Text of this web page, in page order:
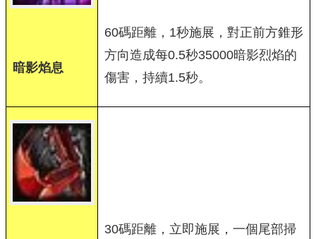
暗影焰息
60碼距離，1秒施展，對正前方錐形
方向造成每0.5秒35000暗影烈焰的
傷害，持續1.5秒。
30碼距離，立即施展，一個尾部掃